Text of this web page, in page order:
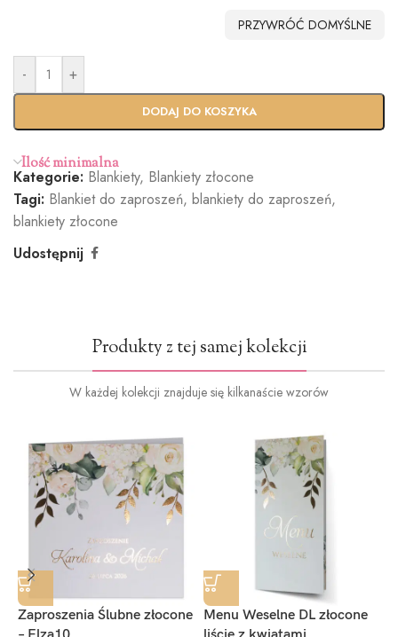
Standardo
Ekspres
(+100zł)
PRZYWRÓĆ DOMYŚLNE
- +
DODAJ DO KOSZYKA
Ilość minimalna
Kategorie: Blankiety, Blankiety złocone
Tagi: Blankiet do zaproszeń, blankiety do zaproszeń,
blankiety złocone
Udostępnij
Produkty z tej samej kolekcji
W każdej kolekcji znajduje się kilkanaście wzorów
Zaproszenia Ślubne złocone
Menu Weselne DL złocone